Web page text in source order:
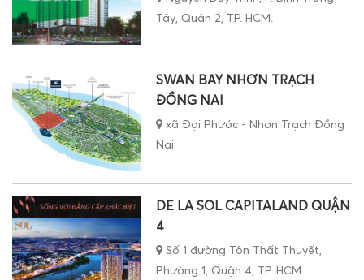
Tây, Quận 2, TP. HCM.
SWAN BAY NHƠN TRẠCH
ĐỒNG NAI
xã Đại Phước - Nhơn Trạch Đồng
Nai
DE LA SOL CAPITALAND QUẬN
4
Số 1 đường Tôn Thất Thuyết,
Phường 1, Quận 4, TP. HCM